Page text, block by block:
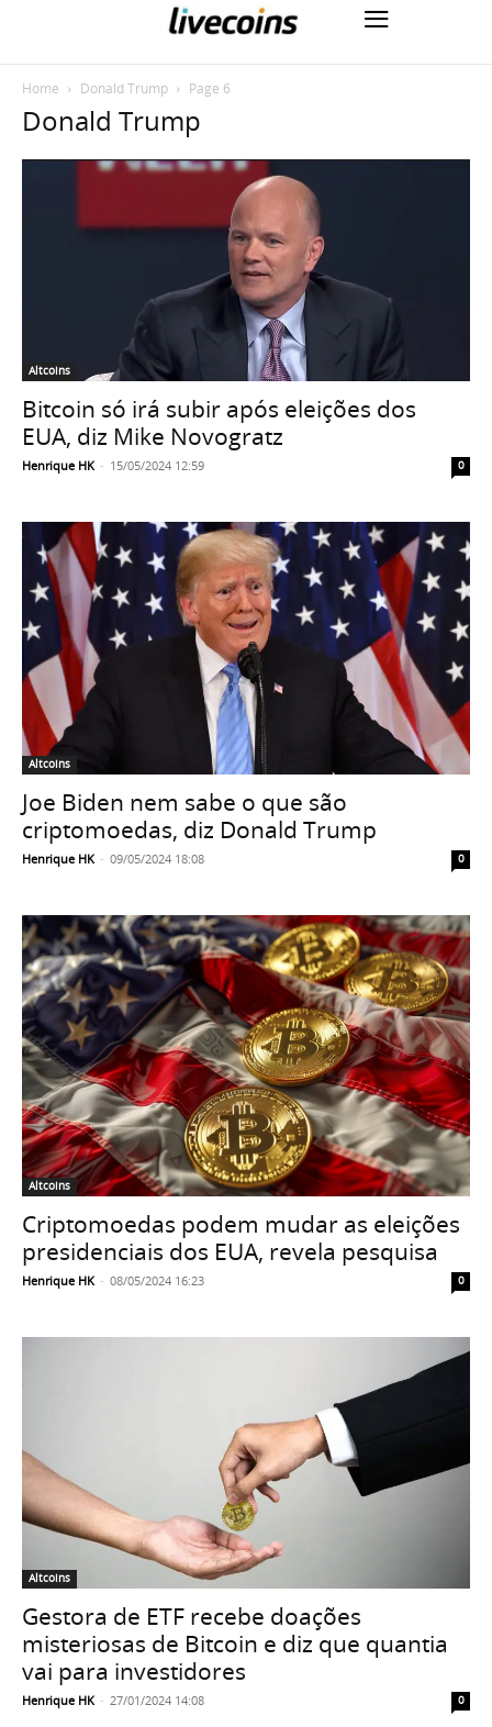
Home Donald Trump Page 6
Donald Trump
Altcoins
Bitcoin só irá subir após eleições dos
EUA, diz Mike Novogratz
Henrique HK - 15/05/2024 12:59 0
Altcoins
Joe Biden nem sabe o que são
criptomoedas, diz Donald Trump
Henrique HK - 09/05/2024 18:08 0
Altcoins
Criptomoedas podem mudar as eleições
presidenciais dos EUA, revela pesquisa
Henrique HK - 08/05/2024 16:23 0
Altcoins
Gestora de ETF recebe doações
misteriosas de Bitcoin e diz que quantia
vai para investidores
Henrique HK - 27/01/2024 14:08 0